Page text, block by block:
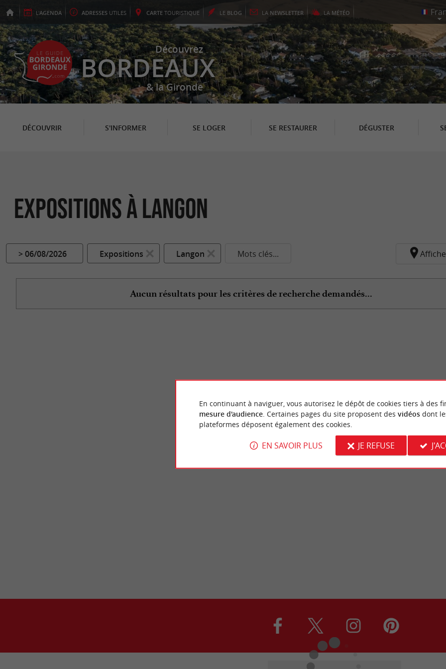
L'AGENDA ADRESSES UTILES CARTE TOURISTIQUE LE BLOG LA NEWSLETTER LA MÉTÉO
Découvrez
BORDEAUX
& la Gironde
DÉCOUVRIR S'INFORMER SE LOGER SE RESTAURER DÉGUSTER
Expositions à Langon
> 06/08/2026 Expositions Langon Mots clés...
Aucun résultats pour les critères de recherche demandés...
En continuant à naviguer, vous autorisez le dépôt de cookies tiers à des
mesure d'audience. Certaines pages du site proposent des vidéosdont
plateformes déposent également des cookies.
EN SAVOIR PLUS JE REFUSE